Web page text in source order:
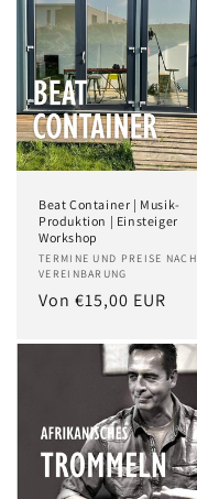
Beat Container | Musik-
Produktion | Einsteiger
Workshop
TERMINE UND PREISE NACH
VEREINBARUNG
Von €15,00 EUR